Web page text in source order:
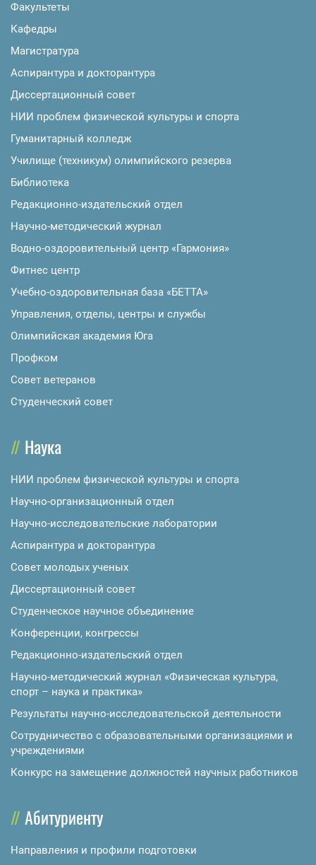
Факультеты
Кафедры
Магистратура
Аспирантура и докторантура
Диссертационный совет
НИИ проблем физической культуры и спорта
Гуманитарный колледж
Училище (техникум) олимпийского резерва
Библиотека
Редакционно-издательский отдел
Научно-методический журнал
Водно-оздоровительный центр «Гармония»
Фитнес центр
Учебно-оздоровительная база «БЕТТА»
Управления, отделы, центры и службы
Олимпийская академия Юга
Профком
Совет ветеранов
Студенческий совет
Наука
НИИ проблем физической культуры и спорта
Научно-организационный отдел
Научно-исследовательские лаборатории
Аспирантура и докторантура
Совет молодых ученых
Диссертационный совет
Студенческое научное объединение
Конференции, конгрессы
Редакционно-издательский отдел
Научно-методический журнал «Физическая культура,
спорт – наука и практика»
Результаты научно-исследовательской деятельности
Сотрудничество с образовательными организациями и
учреждениями
Конкурс на замещение должностей научных работников
Абитуриенту
Направления и профили подготовки